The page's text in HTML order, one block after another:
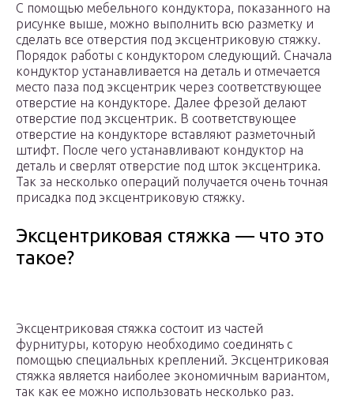
С помощью мебельного кондуктора, показанного на
рисунке выше, можно выполнить всю разметку и
сделать все отверстия под эксцентриковую стяжку.
Порядок работы с кондуктором следующий. Сначала
кондуктор устанавливается на деталь и отмечается
место паза под эксцентрик через соответствующее
отверстие на кондукторе. Далее фрезой делают
отверстие под эксцентрик. В соответствующее
отверстие на кондукторе вставляют разметочный
штифт. После чего устанавливают кондуктор на
деталь и сверлят отверстие под шток эксцентрика.
Так за несколько операций получается очень точная
присадка под эксцентриковую стяжку.
Эксцентриковая стяжка — что это
такое?
Эксцентриковая стяжка состоит из частей
фурнитуры, которую необходимо соединять с
помощью специальных креплений. Эксцентриковая
стяжка является наиболее экономичным вариантом,
так как ее можно использовать несколько раз.